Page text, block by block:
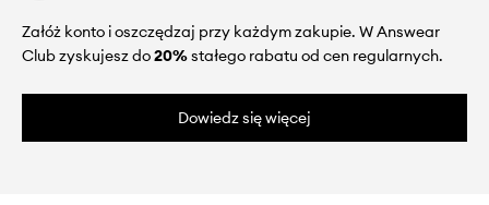
Załóż konto i oszczędzaj przy każdym zakupie. W Answear
Club zyskujesz do20%stałego rabatu od cen regularnych.
Dowiedz się więcej